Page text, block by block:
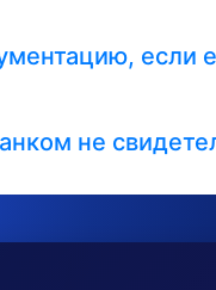
если
не